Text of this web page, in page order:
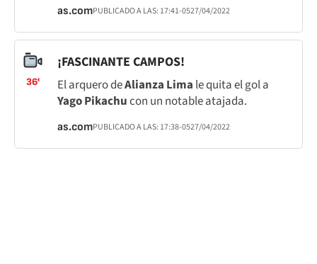
as.comPUBLICADO A LAS: 17:41-0527/04/2022
36'
¡FASCINANTE CAMPOS!
El arquero deAlianza Lima le quita el gol a
Yago Pikachucon un notable atajada.
as.comPUBLICADO A LAS: 17:38-0527/04/2022